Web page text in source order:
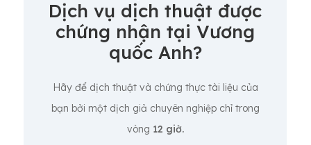
Dịch vụ dịch thuật được
chứng nhận tại Vương
quốc Anh?
Hãy để dịch thuật và chứng thực tài liệu của
bạn bởi một dịch giả chuyên nghiệp chỉ trong
vòng 12 giờ.